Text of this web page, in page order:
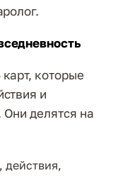
которые
и
делятся на
действия,